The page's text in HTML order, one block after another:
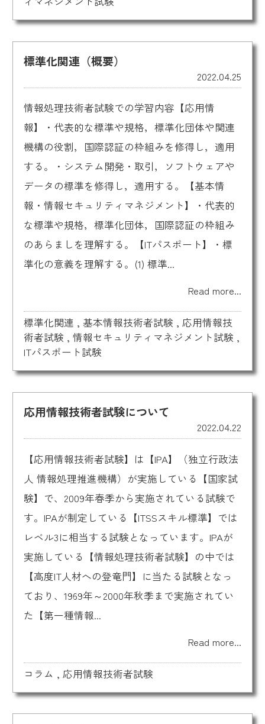
標準化関連（概要）
2022.04.25
情報処理技術者試験での学習内容【応用情
報】・代表的な標準や規格，標準化団体や関連
機構の役割，国際認証の枠組みを修得し，適用
する。・システム開発・取引，ソフトウェアや
データの標準を修得し，適用する。【基本情
報・情報セキュリティマネジメント】・代表的
な標準や規格，標準化団体，国際認証の枠組み
のあらましを理解する。【ITパスポート】・標
準化の意義を理解する。(1) 標準...
Read more...
標準化関連 , 基本情報技術者試験 , 応用情報技
術者試験 , 情報セキュリティマネジメント試験 ,
ITパスポート試験
応用情報技術者試験について
2022.04.22
【応用情報技術者試験】は【IPA】（独立行政法
人 情報処理推進機構）が実施している【国家試
験】で、2009年春季から実施されている試験で
す。IPAが制定している【ITSSスキル標準】では
レベル3に相当する試験となっています。IPAが
実施している【情報処理技術者試験】の中では
【高度IT人材への登竜門】に当たる試験となっ
ており、1969年～2000年秋季まで実施されてい
た【第一種情報...
Read more...
コラム , 応用情報技術者試験